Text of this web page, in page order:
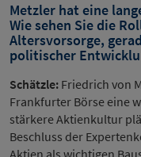
Metzler hat eine
Wie sehen Sie die
Altersvorsorge,
politischer
Schätzle: Friedrich von
Frankfurter Börse eine
stärkere Aktienkultur
Beschluss der